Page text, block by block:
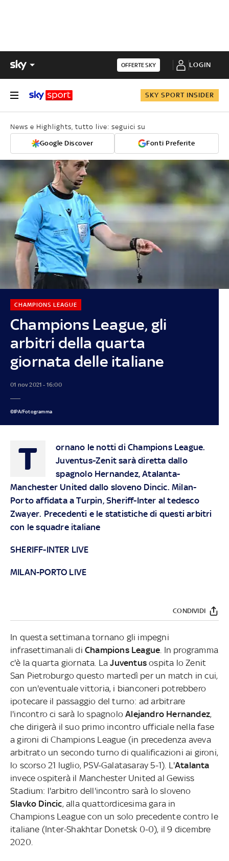
OFFERTE SKY LOGIN
SKY SPORT INSIDER
News e Highlights, tutto live: seguici su
Google Discover Fonti Preferite
Champions League, gli
arbitri della quarta
giornata delle italiane
CHAMPIONS LEAGUE
01 nov 2021 - 16:00
©IPA/Fotogramma
T
ornano le notti di Champions League.
Juventus-Zenit sarà diretta dallo
spagnolo Hernandez, Atalanta-
Manchester United dallo sloveno Dincic. Milan-
Porto affidata a Turpin, Sheriff-Inter al tedesco
Zwayer. Precedenti e le statistiche di questi arbitri
con le squadre italiane
SHERIFF-INTER LIVE
MILAN-PORTO LIVE
CONDIVIDI
In questa settimana tornano gli impegni
infrasettimanali di Champions League . In programma
c'è la quarta giornata. LaJuventusospita lo Zenit
San Pietroburgo questo martedì per un match in cui,
con un'eventuale vittoria, i bianconeri potrebbero
ipotecare il passaggio del turno: ad arbitrare
l'incontro ci sarà lo spagnoloAlejandro Hernandez,
che dirigerà il suo primo incontro ufficiale nella fase
a gironi di Champions League (in precedenza aveva
arbitrato un secondo turno di qualificazioni ai gironi,
lo scorso 21 luglio, PSV-Galatasaray 5-1). L'Atalanta
invece ospiterà il Manchester United al Gewiss
Stadium: l'arbitro dell'incontro sarà lo sloveno
Slavko Dincic, alla quattordicesima gara in
Champions League con un solo precedente contro le
italiane (Inter-Shakhtar Donetsk 0-0), il 9 dicembre
2020.